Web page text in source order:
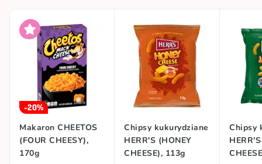
Kraj pochodzenia
-20%
Makaron CHEETOS
(FOUR CHEESY),
170g
Chipsy kukurydziane
HERR'S (HONEY
CHEESE), 113g
Chipsy